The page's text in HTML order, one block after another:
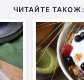
ЧИТАЙТЕ ТАКОЖ: